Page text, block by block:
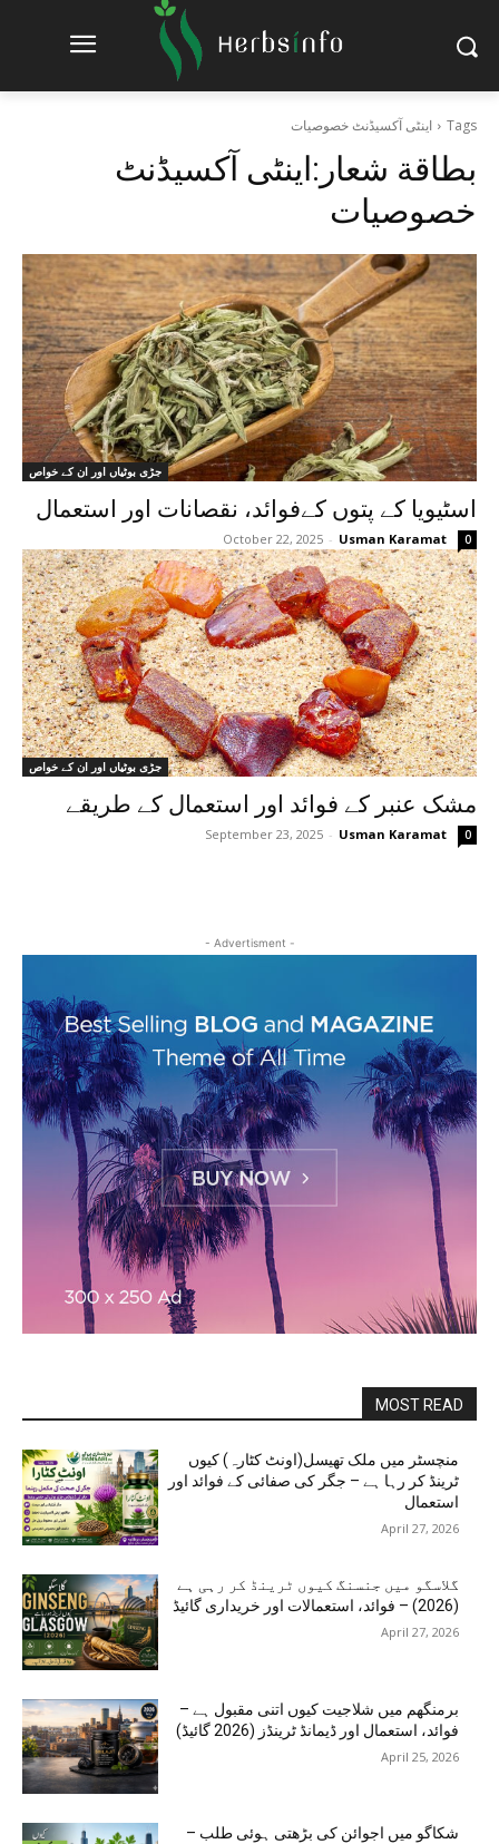
Tags اینٹی آکسیڈنٹ خصوصیات
بطاقة شعار:اینٹی آکسیڈنٹ
خصوصیات
جڑی بوٹیاں اور ان کے خواص
اسٹیویا کے پتوں کےفوائد، نقصانات اور استعمال
Usman Karamat
-
October 22, 2025 0
جڑی بوٹیاں اور ان کے خواص
مشک عنبر کے فوائد اور استعمال کے طریقے
Usman Karamat
-
September 23, 2025 0
- Advertisment -
MOST READ
منچسٹر میں ملک تھیسل(اونٹ کٹارہ) کیوں
ٹرینڈ کر رہا ہے – جگر کی صفائی کے فوائد اور
استعمال
April 27, 2026
گلاسگو میں جنسنگ کیوں ٹرینڈ کر رہی ہے
(2026) – فوائد، استعمالات اور خریداری گائیڈ
April 27, 2026
برمنگھم میں شلاجیت کیوں اتنی مقبول ہے –
فوائد، استعمال اور ڈیمانڈ ٹرینڈز (2026 گائیڈ)
April 25, 2026
شکاگو میں اجوائن کی بڑھتی ہوئی طلب –